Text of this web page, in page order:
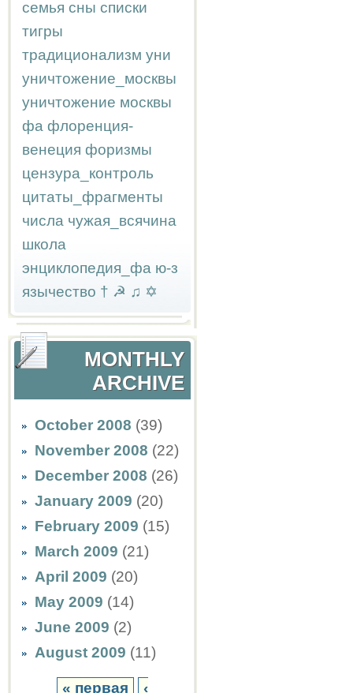
семья сны списки
тигры
традиционализм уни
уничтожение_москвы
уничтожение москвы
фа флоренция-
венеция форизмы
цензура_контроль
цитаты_фрагменты
числа чужая_всячина
школа
энциклопедия_фа ю-з
язычество † ☭ ♫ ✡
MONTHLY
ARCHIVE
October 2008 (39)
November 2008 (22)
December 2008 (26)
January 2009 (20)
February 2009 (15)
March 2009 (21)
April 2009 (20)
May 2009 (14)
June 2009 (2)
August 2009 (11)
« первая
‹